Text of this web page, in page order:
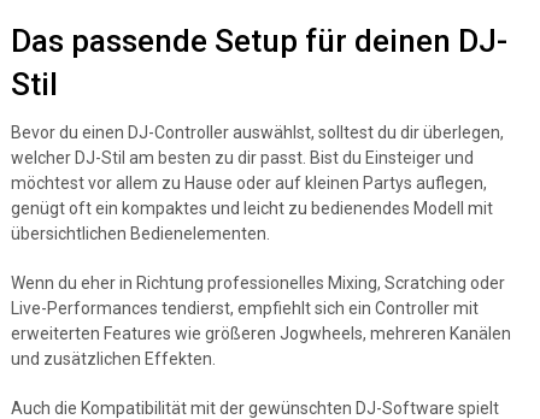
Das passende Setup für deinen DJ-
Stil
Bevor du einen DJ-Controller auswählst, solltest du dir überlegen,
welcher DJ-Stil am besten zu dir passt. Bist du Einsteiger und
möchtest vor allem zu Hause oder auf kleinen Partys auflegen,
genügt oft ein kompaktes und leicht zu bedienendes Modell mit
übersichtlichen Bedienelementen.
Wenn du eher in Richtung professionelles Mixing, Scratching oder
Live-Performances tendierst, empfiehlt sich ein Controller mit
erweiterten Features wie größeren Jogwheels, mehreren Kanälen
und zusätzlichen Effekten.
Auch die Kompatibilität mit der gewünschten DJ-Software spielt